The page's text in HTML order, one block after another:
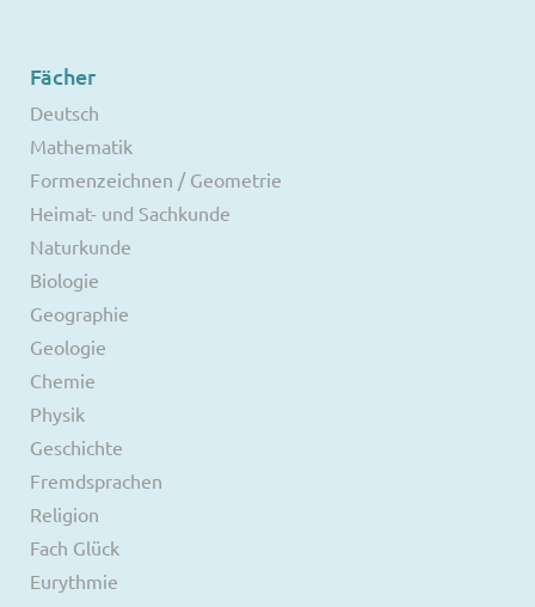
Fächer
Deutsch
Mathematik
Formenzeichnen / Geometrie
Heimat- und Sachkunde
Naturkunde
Biologie
Geographie
Geologie
Chemie
Physik
Geschichte
Fremdsprachen
Religion
Fach Glück
Eurythmie